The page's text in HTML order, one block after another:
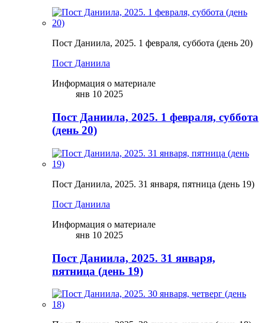
Пост Даниила, 2025. 1 февраля, суббота (день 20)
Пост Даниила
Информация о материале
янв 10 2025
Пост Даниила, 2025. 1 февраля, суббота
(день 20)
Пост Даниила, 2025. 31 января, пятница (день 19)
Пост Даниила
Информация о материале
янв 10 2025
Пост Даниила, 2025. 31 января,
пятница (день 19)